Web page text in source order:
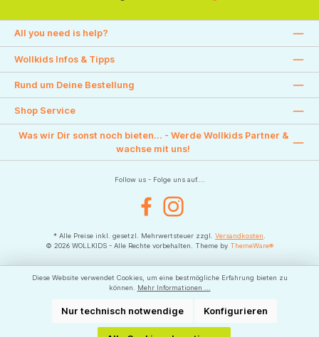
All you need is help?
Wollkids Infos & Tipps
Rund um Deine Bestellung
Shop Service
Was wir Dir sonst noch bieten... - Werde Wollkids Partner &
wachse mit uns!
Follow us - Folge uns auf....
FacebookInstagram
* Alle Preise inkl. gesetzl. Mehrwertsteuer zzgl. Versandkosten
© 2026 WOLLKIDS - Alle Rechte vorbehalten. Theme by ThemeWare®
Diese Website verwendet Cookies, um eine bestmögliche Erfahrung bieten zu
können.
Mehr Informationen ...
Nur technisch notwendige Konfigurieren